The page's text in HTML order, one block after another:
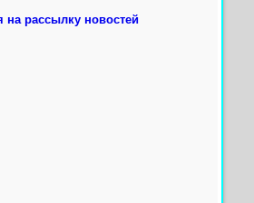
на рассылку новостей